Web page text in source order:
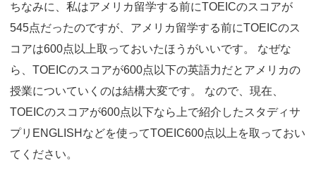
ちなみに、私はアメリカ留学する前にTOEICのスコアが
545点だったのですが、アメリカ留学する前にTOEICのス
コアは600点以上取っておいたほうがいいです。 なぜな
ら、TOEICのスコアが600点以下の英語力だとアメリカの
授業についていくのは結構大変です。 なので、現在、
TOEICのスコアが600点以下なら上で紹介したスタディサ
プリENGLISHなどを使ってTOEIC600点以上を取っておい
てください。